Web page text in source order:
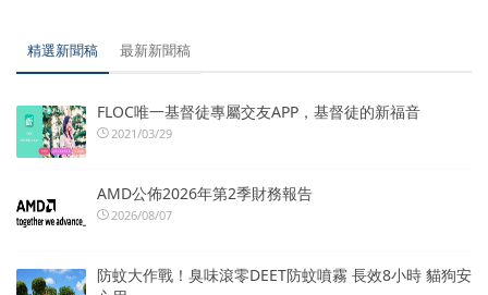
精選新聞稿 最新新聞稿
FLOC唯一基督徒專屬交友APP，基督徒的新福音
2021/03/29
AMD公佈2026年第2季財務報告
2026/08/07
防蚊大作戰！臭味滾零DEET防蚊噴霧 長效8小時 貓狗安